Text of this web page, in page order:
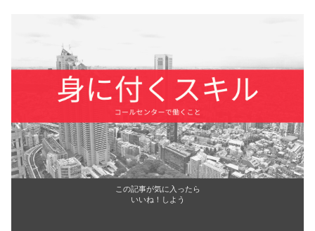
この記事が気に入ったら
いいね！しよう